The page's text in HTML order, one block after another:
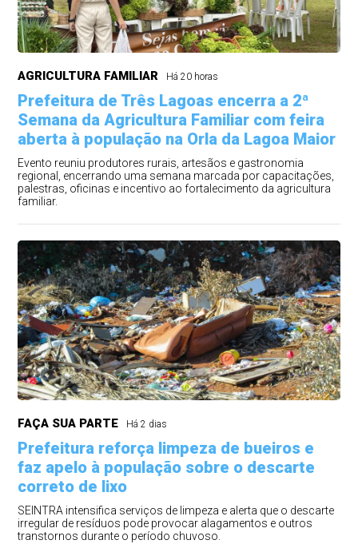
AGRICULTURA FAMILIAR Há 20 horas
Prefeitura de Três Lagoas encerra a 2ª
Semana da Agricultura Familiar com feira
aberta à população na Orla da Lagoa Maior
Evento reuniu produtores rurais, artesãos e gastronomia
regional, encerrando uma semana marcada por capacitações,
palestras, oficinas e incentivo ao fortalecimento da agricultura
familiar.
FAÇA SUA PARTE Há 2 dias
Prefeitura reforça limpeza de bueiros e
faz apelo à população sobre o descarte
correto de lixo
SEINTRA intensifica serviços de limpeza e alerta que o descarte
irregular de resíduos pode provocar alagamentos e outros
transtornos durante o período chuvoso.